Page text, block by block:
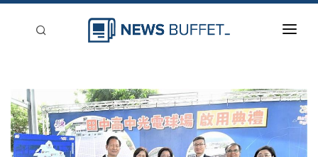
新聞稿分類
登入
刊登